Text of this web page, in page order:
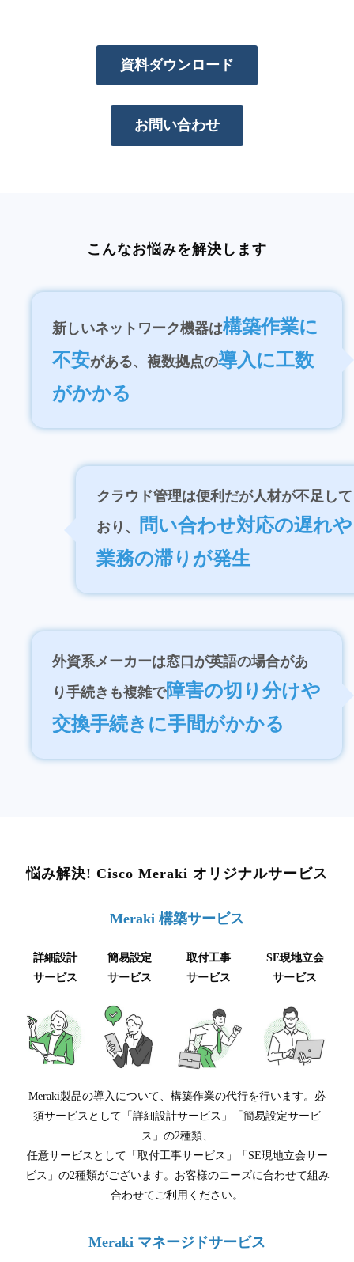
資料ダウンロード
お問い合わせ
こんなお悩みを解決します
新しいネットワーク機器は構築作業に
不安がある、複数拠点の導入に工数
がかかる
クラウド管理は便利だが人材が不足して
おり、
問い合わせ対応の遅れや
業務の滞りが発生
外資系メーカーは窓口が英語の場合があ
り手続きも複雑で障害の切り分けや
交換手続きに手間がかかる
悩み解決! Cisco Meraki オリジナルサービス
Meraki 構築サービス
詳細設計
サービス
簡易設定
サービス
取付工事
サービス
SE現地立会
サービス
Meraki製品の導入について、構築作業の代行を行います。必
須サービスとして「詳細設計サービス」「簡易設定サービ
ス」の2種類、
任意サービスとして「取付工事サービス」「SE現地立会サー
ビス」の2種類がございます。お客様のニーズに合わせて組み
合わせてご利用ください。
Meraki マネージドサービス